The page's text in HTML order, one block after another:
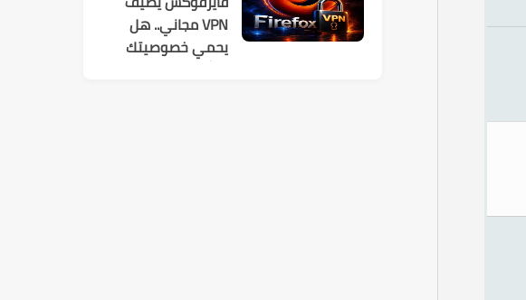
VPN مجاني.. هل
يحمي خصوصيتك
فعلًا؟